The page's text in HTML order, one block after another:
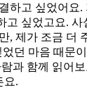
하고 싶었어요.
고 싶었고요. 사
, 제가 조금 더
었던 마음 때문
과 함께 읽어
요.